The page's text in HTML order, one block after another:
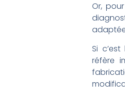
Or,
Si
réfère